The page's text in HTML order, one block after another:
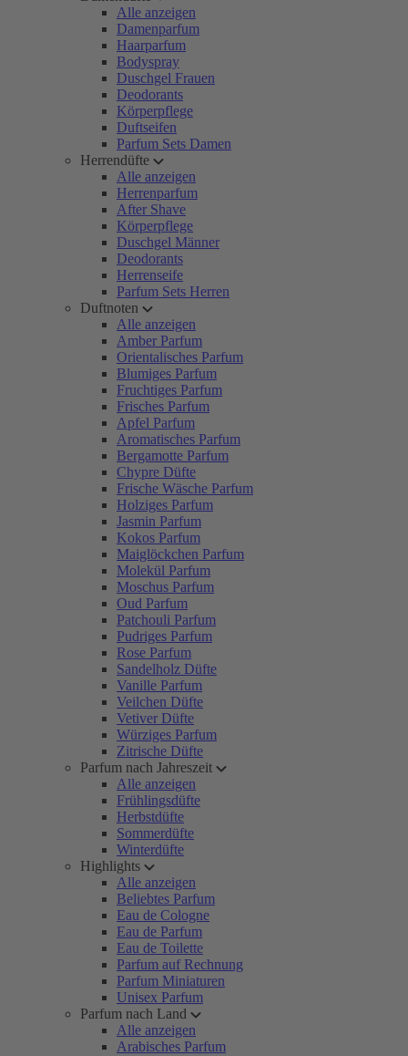
Alle anzeigen
Damenparfum
Haarparfum
Bodyspray
Duschgel Frauen
Deodorants
Körperpflege
Duftseifen
Parfum Sets Damen
Herrendüfte
Alle anzeigen
Herrenparfum
After Shave
Körperpflege
Duschgel Männer
Deodorants
Herrenseife
Parfum Sets Herren
Duftnoten
Alle anzeigen
Amber Parfum
Orientalisches Parfum
Blumiges Parfum
Fruchtiges Parfum
Frisches Parfum
Apfel Parfum
Aromatisches Parfum
Bergamotte Parfum
Chypre Düfte
Frische Wäsche Parfum
Holziges Parfum
Jasmin Parfum
Kokos Parfum
Maiglöckchen Parfum
Molekül Parfum
Moschus Parfum
Oud Parfum
Patchouli Parfum
Pudriges Parfum
Rose Parfum
Sandelholz Düfte
Vanille Parfum
Veilchen Düfte
Vetiver Düfte
Würziges Parfum
Zitrische Düfte
Parfum nach Jahreszeit
Alle anzeigen
Frühlingsdüfte
Herbstdüfte
Sommerdüfte
Winterdüfte
Highlights
Alle anzeigen
Beliebtes Parfum
Eau de Cologne
Eau de Parfum
Eau de Toilette
Parfum auf Rechnung
Parfum Miniaturen
Unisex Parfum
Parfum nach Land
Alle anzeigen
Arabisches Parfum